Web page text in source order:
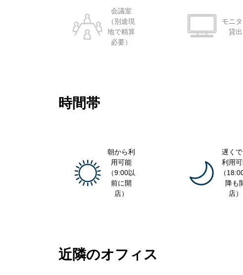
会議室
（別途現
地で精算
必要）
モニ
貸出
時間帯
朝から利
用可能
（9:00以
前に開
店）
遅く
利用
（
降も
店）
近隣のオフィス